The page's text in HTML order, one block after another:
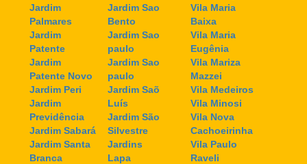
Jardim
Palmares
Jardim
Patente
Jardim
Patente Novo
Jardim Peri
Jardim
Previdência
Jardim Sabará
Jardim Santa
Branca
Jardim Sao
Bento
Jardim Sao
paulo
Jardim Sao
paulo
Jardim Saõ
Luís
Jardim São
Silvestre
Jardins
Lapa
Vila Maria
Baixa
Vila Maria
Eugênia
Vila Mariza
Mazzei
Vila Medeiros
Vila Minosi
Vila Nova
Cachoeirinha
Vila Paulo
Raveli